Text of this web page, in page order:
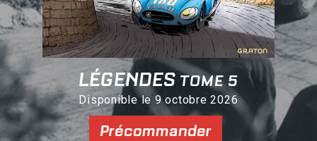
LÉGENDESTOME 5
Disponible le 9 octobre 2026
Précommander